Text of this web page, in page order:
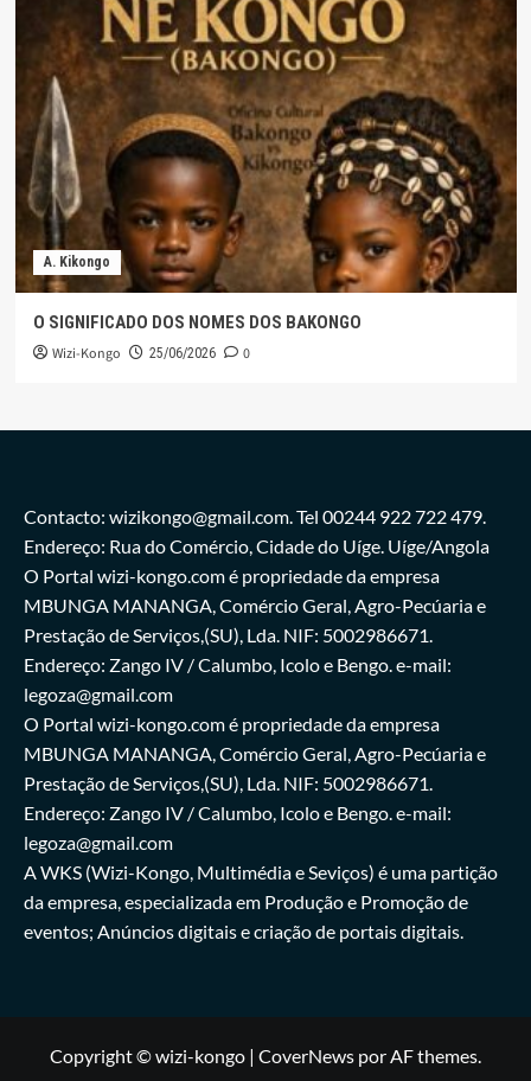
A. Kikongo
O SIGNIFICADO DOS NOMES DOS BAKONGO
Wizi-Kongo 25/06/2026 0
Contacto: wizikongo@gmail.com. Tel 00244 922 722 479.
Endereço: Rua do Comércio, Cidade do Uíge. Uíge/Angola
O Portal wizi-kongo.com é propriedade da empresa
MBUNGA MANANGA, Comércio Geral, Agro-Pecúaria e
Prestação de Serviços,(SU), Lda. NIF: 5002986671.
Endereço: Zango IV / Calumbo, Icolo e Bengo. e-mail:
legoza@gmail.com
O Portal wizi-kongo.com é propriedade da empresa
MBUNGA MANANGA, Comércio Geral, Agro-Pecúaria e
Prestação de Serviços,(SU), Lda. NIF: 5002986671.
Endereço: Zango IV / Calumbo, Icolo e Bengo. e-mail:
legoza@gmail.com
A WKS (Wizi-Kongo, Multimédia e Seviços) é uma partição
da empresa, especializada em Produção e Promoção de
eventos; Anúncios digitais e criação de portais digitais.
Copyright © wizi-kongo | CoverNews por AF themes.